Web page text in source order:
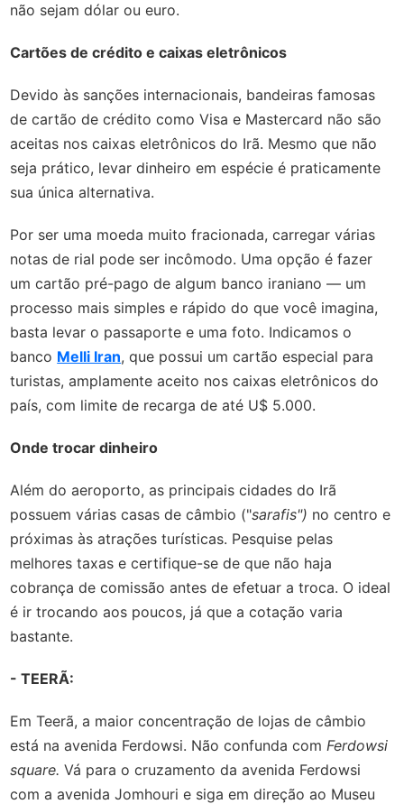
não sejam dólar ou euro.
Cartões de crédito e caixas eletrônicos
Devido às sanções internacionais, bandeiras famosas
de cartão de crédito como Visa e Mastercard não são
aceitas nos caixas eletrônicos do Irã. Mesmo que não
seja prático, levar dinheiro em espécie é praticamente
sua única alternativa.
Por ser uma moeda muito fracionada, carregar várias
notas de rial pode ser incômodo. Uma opção é fazer
um cartão pré-pago de algum banco iraniano — um
processo mais simples e rápido do que você imagina,
basta levar o passaporte e uma foto. Indicamos o
banco Melli Iran, que possui um cartão especial para
turistas, amplamente aceito nos caixas eletrônicos do
país, com limite de recarga de até U$ 5.000.
Onde trocar dinheiro
Além do aeroporto, as principais cidades do Irã
possuem várias casas de câmbio ("sarafis") no centro e
próximas às atrações turísticas. Pesquise pelas
melhores taxas e certifique-se de que não haja
cobrança de comissão antes de efetuar a troca. O ideal
é ir trocando aos poucos, já que a cotação varia
bastante.
- TEERÃ:
Em Teerã, a maior concentração de lojas de câmbio
está na avenida Ferdowsi. Não confunda comFerdowsi
square.Vá para o cruzamento da avenida Ferdowsi
com a avenida Jomhouri e siga em direção ao Museu